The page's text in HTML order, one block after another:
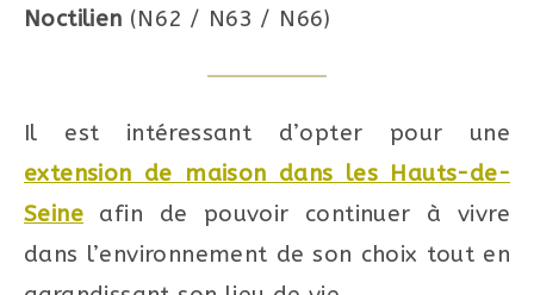
Noctilien (N62 / N63 / N66)
Il est intéressant d’opter pour une
extension de maison dans les Hauts-de-
Seine
afin de pouvoir continuer à vivre
dans l’environnement de son choix tout en